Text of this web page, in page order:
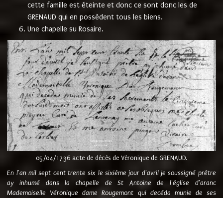
cette famille est éteinte et donc ce sont donc les de
GRENAUD qui en possèdent tous les biens.
Une chapelle su Rosaire.
05/04/1736 acte de décès de Véronique de GRENAUD.
En l'an mil sept cent trente six le sixième jour d'avril je soussigné prêtre
ay inhumé dans la chapelle de St Antoine de l'église d'aranc
Mademoiselle Véronique dame Rougemont qui decéda munie de ses